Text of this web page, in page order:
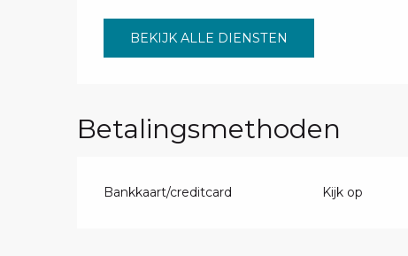
BEKIJK ALLE DIENSTEN
Betalingsmethoden
Bankkaart/creditcard Kijk op